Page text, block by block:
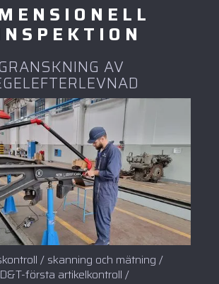
AV
/ skanning och mätning /
första artikelkontroll /